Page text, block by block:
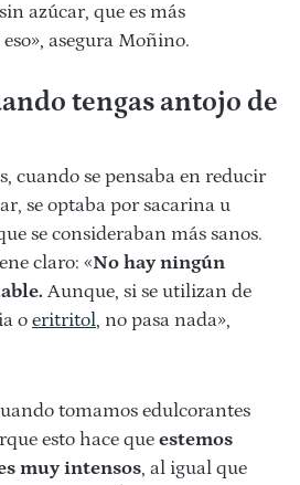
azúcar, que es más
asegura Moñino.
tengas antojo de
cuando se pensaba en reducir
se optaba por sacarina u
se consideraban más sanos.
claro: «No hay ningún
Aunque, si se utilizan de
o eritritol, no pasa nada»,
tomamos edulcorantes
esto hace que estemos
muy intensos, al igual que